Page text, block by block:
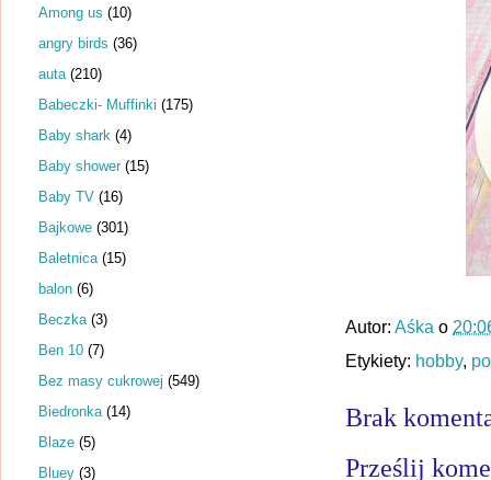
Autor: Aśka o
Etykiety: hobby,
Brak
Prześlij
Among us (10)
angry birds (36)
auta (210)
Babeczki- Muffinki (175)
Baby shark (4)
Baby shower (15)
Baby TV (16)
Bajkowe (301)
Baletnica (15)
balon (6)
Beczka (3)
Ben 10 (7)
Bez masy cukrowej (549)
Biedronka (14)
Blaze (5)
Bluey (3)